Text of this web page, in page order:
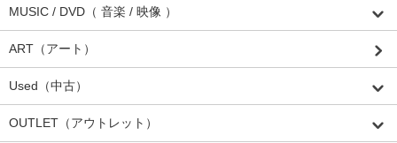
MUSIC / DVD（ 音楽 / 映像 ）
ART（アート）
Used（中古）
OUTLET（アウトレット）